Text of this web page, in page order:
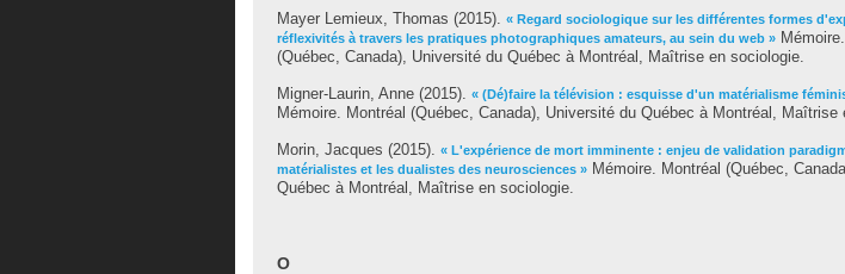
Mayer Lemieux, Thomas (2015). « Regard sociologique sur les différentes formes
réflexivités à travers les pratiques photographiques amateurs, au sein du web »
(Québec, Canada), Université du Québec à Montréal, Maîtrise en sociologie.
Migner-Laurin, Anne (2015). « (Dé)faire la télévision : esquisse d'un matérialisme
Mémoire. Montréal (Québec, Canada), Université du Québec à Montréal, Maîtrise
Morin, Jacques (2015). « L'expérience de mort imminente : enjeu de validation
matérialistes et les dualistes des neurosciences » Mémoire. Montréal (Québec,
Québec à Montréal, Maîtrise en sociologie.
O